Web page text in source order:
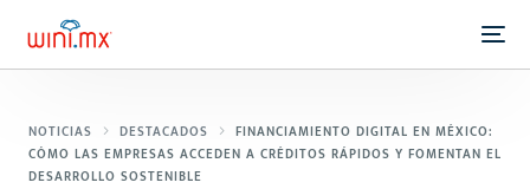
NOTICIAS DESTACADOS
FINANCIAMIENTO DIGITAL EN MÉXICO:
CÓMO LAS EMPRESAS ACCEDEN A CRÉDITOS RÁPIDOS Y FOMENTAN EL
DESARROLLO SOSTENIBLE